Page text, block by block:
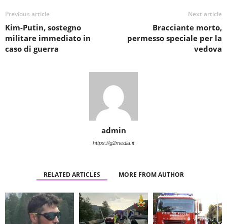
Previous article
Kim-Putin, sostegno
militare immediato in
caso di guerra
Next article
Bracciante morto,
permesso speciale per la
vedova
admin
https://g2media.it
RELATED ARTICLES MORE FROM AUTHOR